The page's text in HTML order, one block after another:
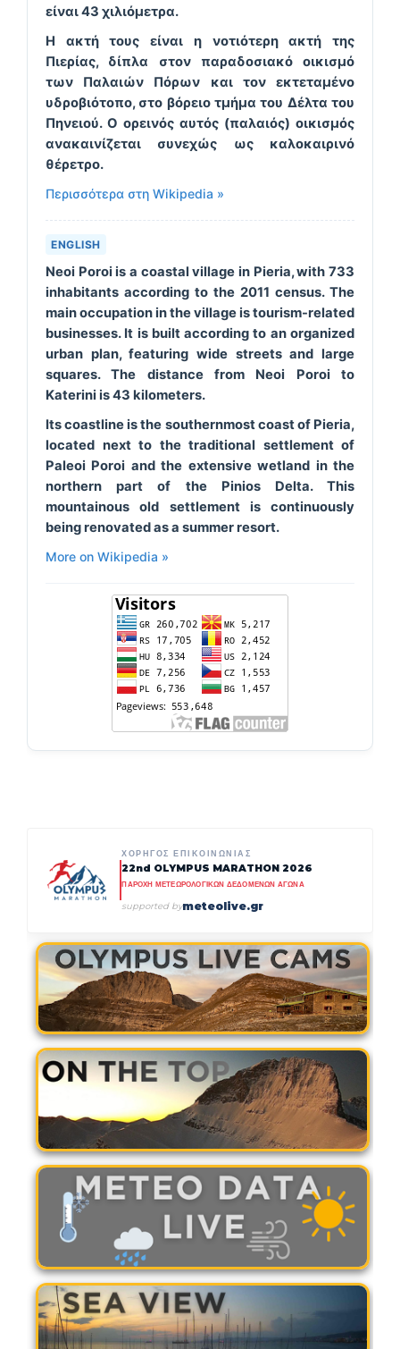
είναι 43 χιλιόμετρα.
Η ακτή τους είναι η νοτιότερη ακτή της
Πιερίας, δίπλα στον παραδοσιακό οικισμό
των Παλαιών Πόρων και τον εκτεταμένο
υδροβιότοπο, στο βόρειο τμήμα του Δέλτα του
Πηνειού. Ο ορεινός αυτός (παλαιός) οικισμός
ανακαινίζεται συνεχώς ως καλοκαιρινό
θέρετρο.
Περισσότερα στη Wikipedia »
ENGLISH
Neoi Poroi is a coastal village in Pieria, with 733
inhabitants according to the 2011 census. The
main occupation in the village is tourism-related
businesses. It is built according to an organized
urban plan, featuring wide streets and large
squares. The distance from Neoi Poroi to
Katerini is 43 kilometers.
Its coastline is the southernmost coast of Pieria,
located next to the traditional settlement of
Paleoi Poroi and the extensive wetland in the
northern part of the Pinios Delta. This
mountainous old settlement is continuously
being renovated as a summer resort.
More on Wikipedia »
ΧΟΡΗΓΟΣ ΕΠΙΚΟΙΝΩΝΙΑΣ
22nd OLYMPUS MARATHON 2026
ΠΑΡΟΧΗ ΜΕΤΕΩΡΟΛΟΓΙΚΩΝ ΔΕΔΟΜΕΝΩΝ ΑΓΩΝΑ
supported bymeteolive.gr